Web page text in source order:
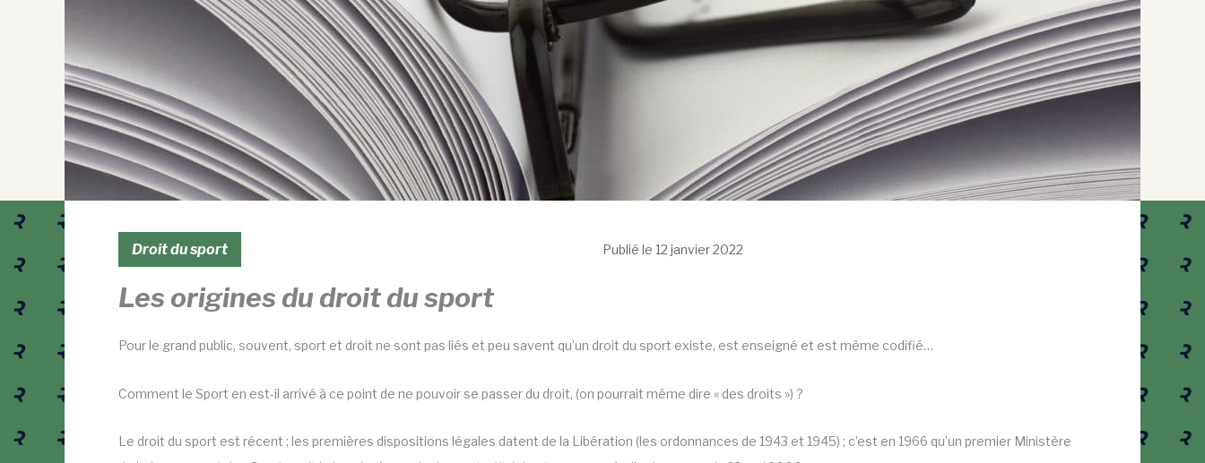
Droit du sport Publié le 12 janvier 2022
Les origines du droit du sport
Pour le grand public, souvent, sport et droit ne sont pas liés et peu savent qu’un droit du sport existe, est enseigné et est même codifié…
Comment le Sport en est-il arrivé à ce point de ne pouvoir se passer du droit, (on pourrait même dire « des droits ») ?
Le droit du sport est récent ; les premières dispositions légales datent de la Libération (les ordonnances de 1943 et 1945) ; c’est en 1966 qu’un premier Ministère